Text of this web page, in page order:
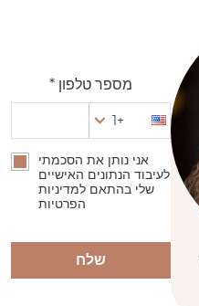
מספר טלפון *
+1
אני נותן את הסכמתי
לעיבוד הנתונים האישיים
שלי בהתאם למדיניות
הפרטיות
שלח